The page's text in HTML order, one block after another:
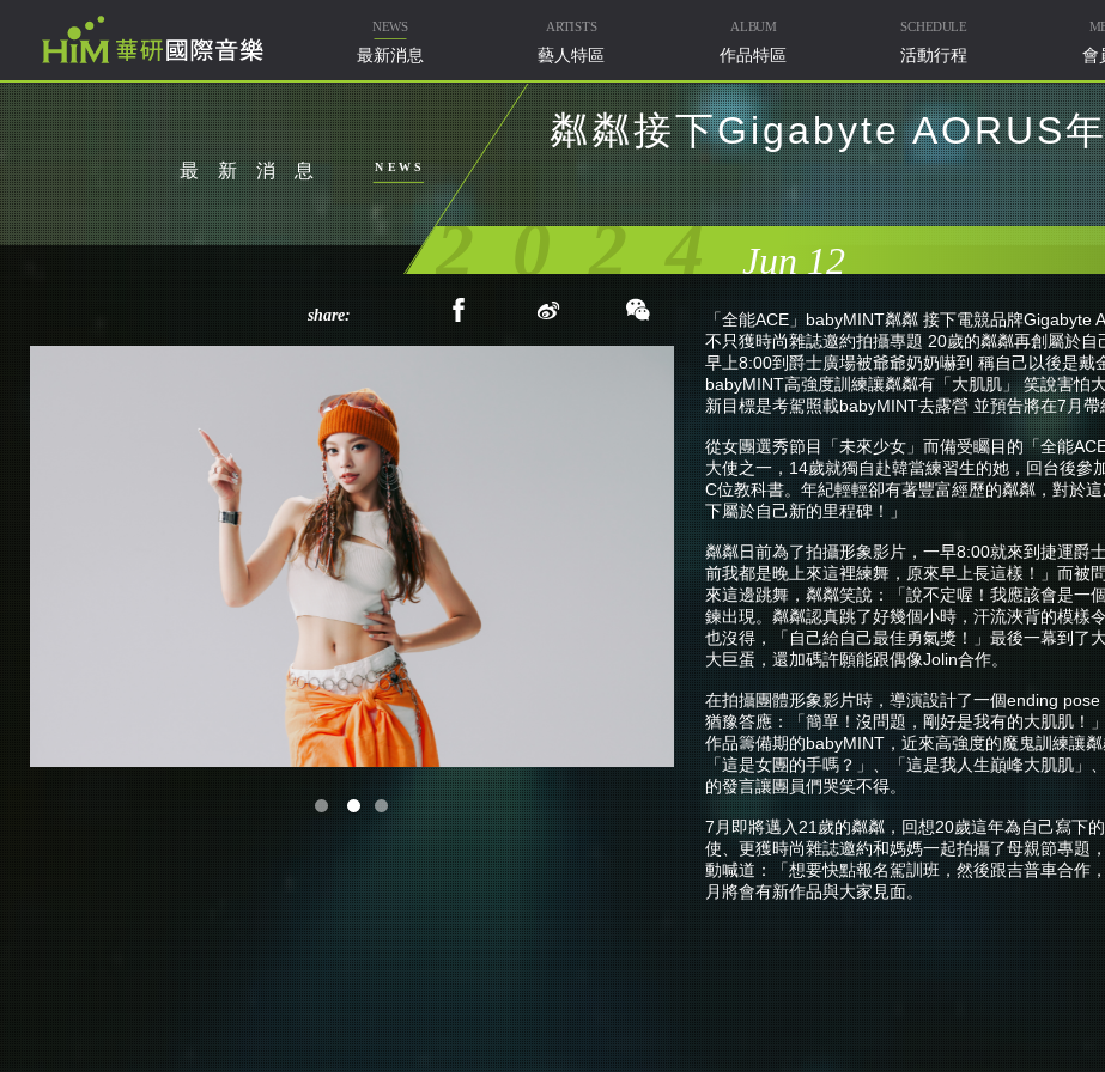
NEWS
最新消息
ARTISTS
藝人特區
ALBUM
作品特區
SCHEDULE
活動行程 會
最新消息 NEWS
粼粼接下Gigabyte AORUS
2024Jun 12
「全能ACE」babyMINT粼粼 接下電競品牌Gigabyte
不只獲時尚雜誌邀約拍攝專題 20歲的粼粼再創屬於自
早上8:00到爵士廣場被爺爺奶奶嚇到 稱自己以後是戴
babyMINT高強度訓練讓粼粼有「大肌肌」 笑說害怕
新目標是考駕照載babyMINT去露營 並預告將在7月
從女團選秀節目「未來少女」而備受矚目的「全能
大使之一，14歲就獨自赴韓當練習生的她，回台後
C位教科書。年紀輕輕卻有著豐富經歷的粼粼，對於
下屬於自己新的里程碑！」
粼粼日前為了拍攝形象影片，一早8:00就來到捷運爵
前我都是晚上來這裡練舞，原來早上長這樣！」而被
來這邊跳舞，粼粼笑說：「說不定喔！我應該會是一
鍊出現。粼粼認真跳了好幾個小時，汗流浹背的模樣
也沒得，「自己給自己最佳勇氣獎！」最後一幕到了
大巨蛋，還加碼許願能跟偶像Jolin合作。
在拍攝團體形象影片時，導演設計了一個ending
猶豫答應：「簡單！沒問題，剛好是我有的大肌肌！
作品籌備期的babyMINT，近來高強度的魔鬼訓練讓
「這是女團的手嗎？」、「這是我人生巔峰大肌肌
的發言讓團員們哭笑不得。
7月即將邁入21歲的粼粼，回想20歲這年為自己寫下
使、更獲時尚雜誌邀約和媽媽一起拍攝了母親節專題
動喊道：「想要快點報名駕訓班，然後跟吉普車合作
月將會有新作品與大家見面。